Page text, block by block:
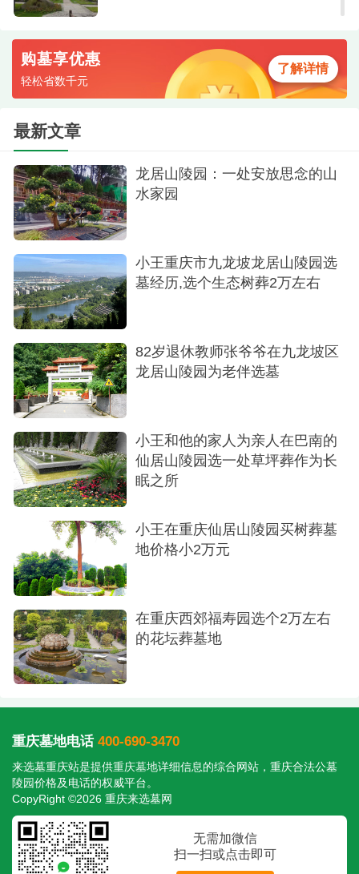
我们此行的目标很明确：为喜欢鲜花的亲人，
选一处生态葬。在工作人员引导下，我们看了几处
花坛葬区域。那是一片被四季花卉环绕的地方，墓
碑与自然融为一体，小巧而雅致。我们看了几处，
最终，家人不约而同地看中了一款价格在2万元左右
的花坛葬。
它位置很好，阳光能洒落在花坛上，设计也素
雅。我们想象着，亲人长眠于此，四季皆有鲜花相
伴，这应该正是她所喜爱的归宿。
生态花坛葬
或许是因为环境给了我们足够的安慰，也或许
是前期的准备足够充分，大家都没有太多犹豫。在
仔细确认了合同条款后，我们当天便签下了购买协
议。
心里那块石头，终于落了地。整个过程，从咨
询到最终决定，比预想中要顺利和平静。感谢那位
朋友的推荐，也感谢专业的服务，让我们在悲伤之
购墓享优惠
轻松省数千元
了解详情
最新文章
龙居山陵园：一处安放思念的山
水家园
小王重庆市九龙坡龙居山陵园选
墓经历,选个生态树葬2万左右
82岁退休教师张爷爷在九龙坡区
龙居山陵园为老伴选墓
小王和他的家人为亲人在巴南的
仙居山陵园选一处草坪葬作为长
眠之所
小王在重庆仙居山陵园买树葬墓
地价格小2万元
在重庆西郊福寿园选个2万左右
的花坛葬墓地
重庆墓地电话 400-690-3470
来选墓重庆站是提供重庆墓地详细信息的综合网站，重庆合法公墓
陵园价格及电话的权威平台。
CopyRight ©2026 重庆来选墓网
无需加微信
扫一扫或点击即可